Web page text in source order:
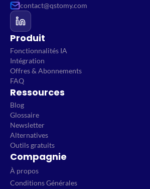
contact@qstomy.com
Produit
Fonctionnalités IA
Intégration
Offres & Abonnements
FAQ
Ressources
Blog
Glossaire
Newsletter
Alternatives
Outils gratuits
Compagnie
À propos
Conditions Générales